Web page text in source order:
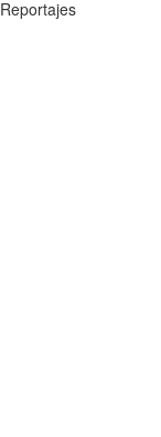
Reportajes